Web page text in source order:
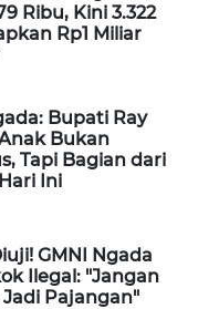
Ribu, Kini 3.322
Rp1 Miliar
Bupati Ray
Bukan
Tapi Bagian dari
Ini
GMNI Ngada
Ilegal: "Jangan
Pajangan"